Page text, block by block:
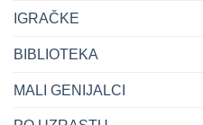
IGRAČKE
BIBLIOTEKA
MALI GENIJALCI